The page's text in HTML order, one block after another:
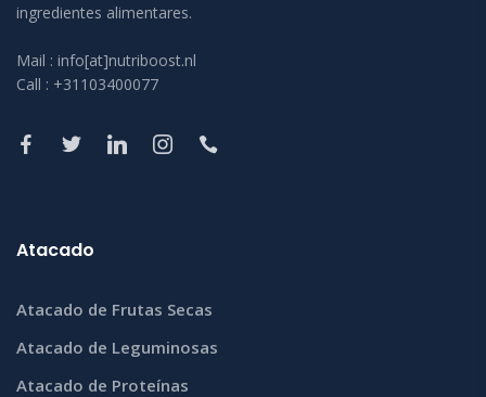
ingredientes alimentares.
Mail : info[at]nutriboost.nl
Call : +31103400077
Atacado
Atacado de Frutas Secas
Atacado de Leguminosas
Atacado de Proteínas